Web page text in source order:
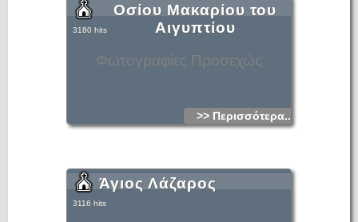
Φωτογραφίες Προσεχώς
Οσίου Μακαρίου του
Αιγυπτίου
3180 hits
>> Περισσότερα...
Άγιος Λάζαρος
3116 hits